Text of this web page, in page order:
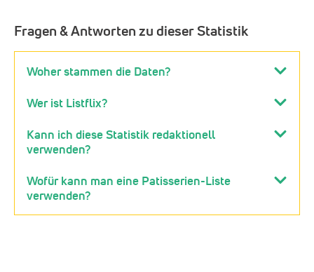
Fragen & Antworten zu dieser Statistik
Woher stammen die Daten?
Wer ist Listflix?
Kann ich diese Statistik redaktionell
verwenden?
Wofür kann man eine Patisserien-Liste
verwenden?